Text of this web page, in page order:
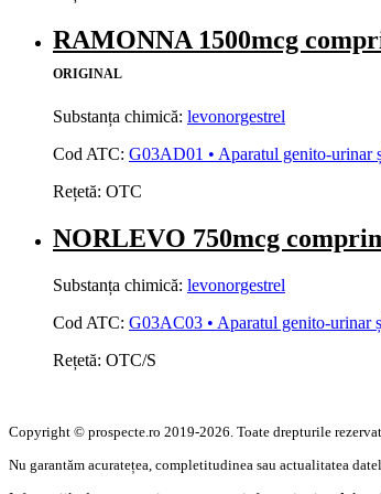
RAMONNA 1500mcg
ORIGINAL
Substanța chimică: levonorgestrel
Cod ATC: G03AD01 • Aparatul genito-urinar
Rețetă: OTC
NORLEVO 750mcg
Substanța chimică: levonorgestrel
Cod ATC: G03AC03 • Aparatul genito-urinar
Rețetă: OTC/S
Copyright © prospecte.ro 2019-2026. Toate drepturile
Nu garantăm acuratețea, completitudinea sau actualitatea